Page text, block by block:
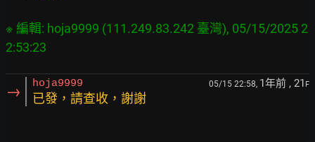
※ 編輯: hoja9999 (111.249.83.242 臺灣), 05/15/2025 2
→ hoja9999 05/15 22:58, 1年前 , 21 F
已發，請查收，謝謝